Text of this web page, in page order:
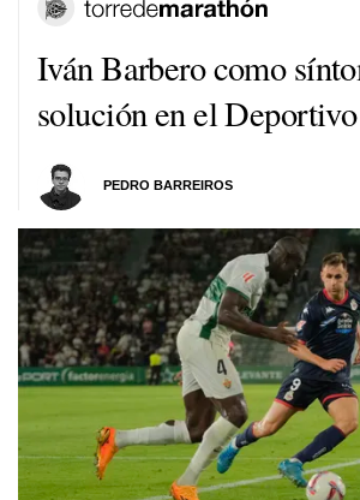
Iván Barbero como
solución en el Deportivo
PEDRO BARREIROS